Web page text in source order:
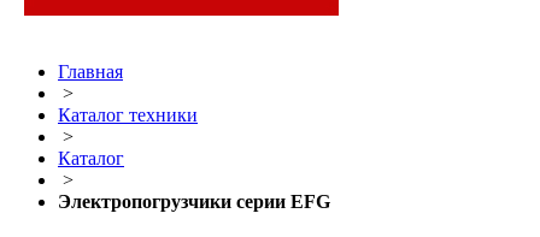
Главная
>
Каталог техники
>
Каталог
>
Электропогрузчики серии EFG